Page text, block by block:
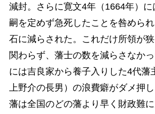
減封。さらに寛文4年（1664年）
嗣を定めず急死したことを咎めら
石に減らされた。これだけ所領が
関わらず、藩士の数を減らさなか
には吉良家から養子入りした4代藩
上野介の長男）の浪費癖がダメ押
藩は全国のどの藩より早く財政難